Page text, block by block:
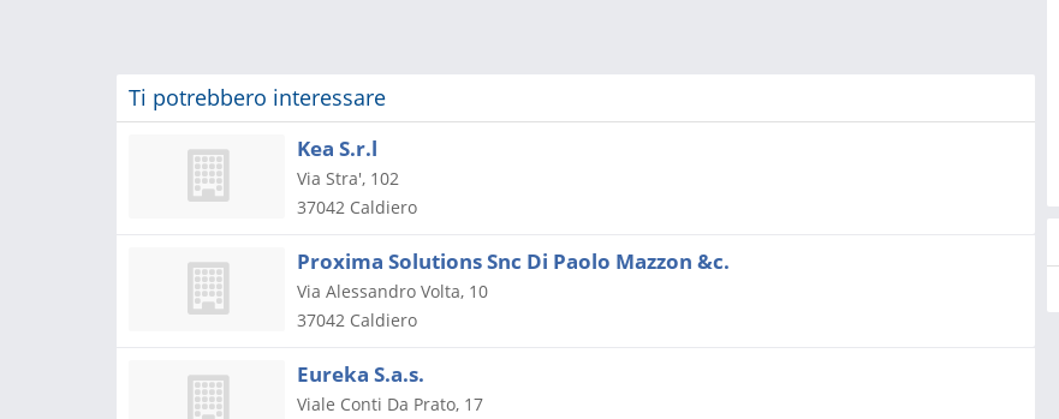
Ti potrebbero interessare
Kea S.r.l
Via Stra', 102
37042 Caldiero
Proxima Solutions Snc Di Paolo Mazzon &c.
Via Alessandro Volta, 10
37042 Caldiero
Eureka S.a.s.
Viale Conti Da Prato, 17